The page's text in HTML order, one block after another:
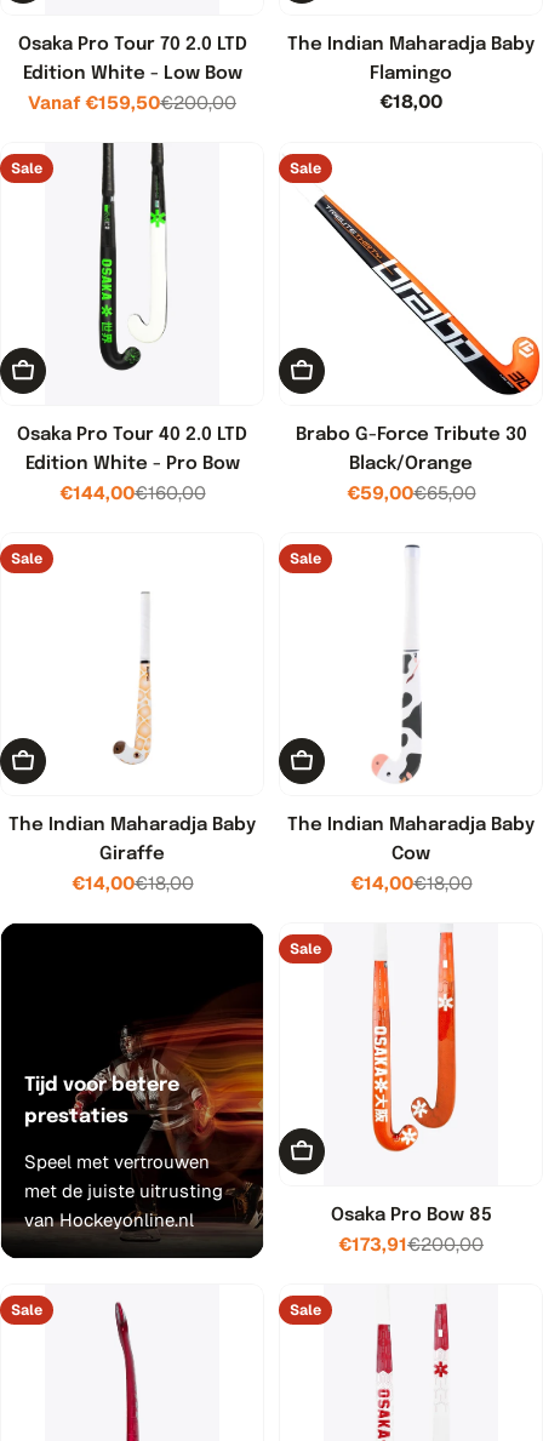
Osaka Pro Tour 70 2.0 LTD
Edition White - Low Bow
Verkoopprijs
Vanaf €159,50Normale
€200,00
The Indian Maharadja Baby
Flamingo
Normale
€18,00
Sale
Toevoegen aan winkelwagen
Osaka Pro Tour 40 2.0 LTD
Edition White - Pro Bow
Verkoopprijs
€144,00Normale
€160,00
Sale
Kies opties
Brabo G-Force Tribute 30
Black/Orange
Verkoopprijs
€59,00Normale
€65,00
Sale
Toevoegen aan winkelwagen
The Indian Maharadja Baby
Giraffe
Verkoopprijs
€14,00Normale
€18,00
Sale
Toevoegen aan
The Indian Maharadja Baby
Cow
Verkoopprijs
€14,00Normale
€18,00
Tijd voor betere
prestaties
Speel met vertrouwen
met de juiste uitrusting
van Hockeyonline.nl
Sale
Kies opties
Osaka Pro Bow 85
Verkoopprijs
€173,91Normale
€200,00
Sale Sale